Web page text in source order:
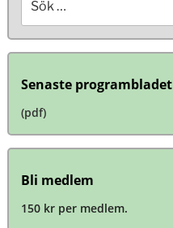
efter:
Senaste programbladet
(pdf)
Bli medlem
150 kr per medlem.